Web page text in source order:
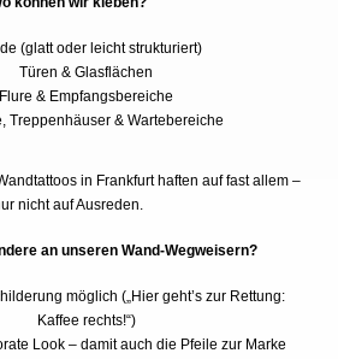
(glatt oder leicht strukturiert)
Türen & Glasflächen
Flure & Empfangsbereiche
Treppenhäuser & Wartebereiche
in Frankfurt haften auf fast allem –
nicht auf Ausreden.
an unseren Wand-Wegweisern?
möglich („Hier geht’s zur Rettung:
Kaffee rechts!“)
Look – damit auch die Pfeile zur Marke